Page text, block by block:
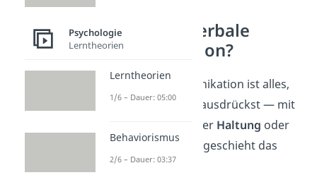
Was ist nonverbale
Kommunikation?
Nonverbale Kommunikation ist alles,
was du ohne Worte ausdrückst — mit
, deiner Haltung oder
deinerMimik. Meist geschieht das
unbewusst.
Psychologie
Lerntheorien
Lerntheorien
1/6 – Dauer: 05:00
Behaviorismus
2/6 – Dauer: 03:37